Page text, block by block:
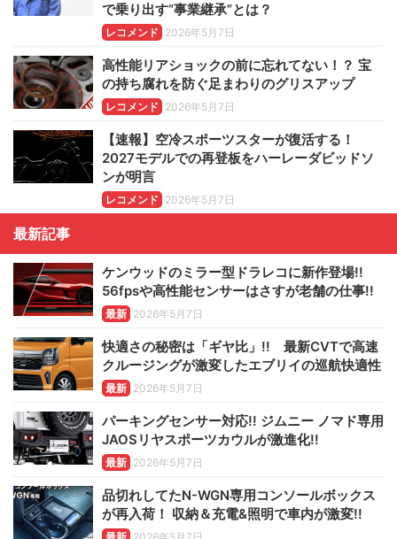
で乗り出す“事業継承”とは？
レコメンド 2026年5月7日
高性能リアショックの前に忘れてない！？ 宝
の持ち腐れを防ぐ足まわりのグリスアップ
レコメンド 2026年5月7日
【速報】空冷スポーツスターが復活する！
2027モデルでの再登板をハーレーダビッドソ
ンが明言
レコメンド 2026年5月7日
最新記事
ケンウッドのミラー型ドラレコに新作登場!!
56fpsや高性能センサーはさすが老舗の仕事!!
最新 2026年5月7日
快適さの秘密は「ギヤ比」!! 最新CVTで高速
クルージングが激変したエブリイの巡航快適性
最新 2026年5月7日
パーキングセンサー対応!! ジムニー ノマド専用
JAOSリヤスポーツカウルが激進化!!
最新 2026年5月7日
品切れしてたN-WGN専用コンソールボックス
が再入荷！ 収納＆充電&照明で車内が激変!!